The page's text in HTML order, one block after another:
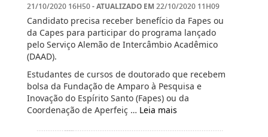
21/10/2020 16H50- ATUALIZADO EM 22/10/2020 11H09
Candidato precisa receber benefício da Fapes ou
da Capes para participar do programa lançado
pelo Serviço Alemão de Intercâmbio Acadêmico
(DAAD).
Estudantes de cursos de doutorado que recebem
bolsa da Fundação de Amparo à Pesquisa e
Inovação do Espírito Santo (Fapes) ou da
Coordenação de Aperfeiç … Leia mais